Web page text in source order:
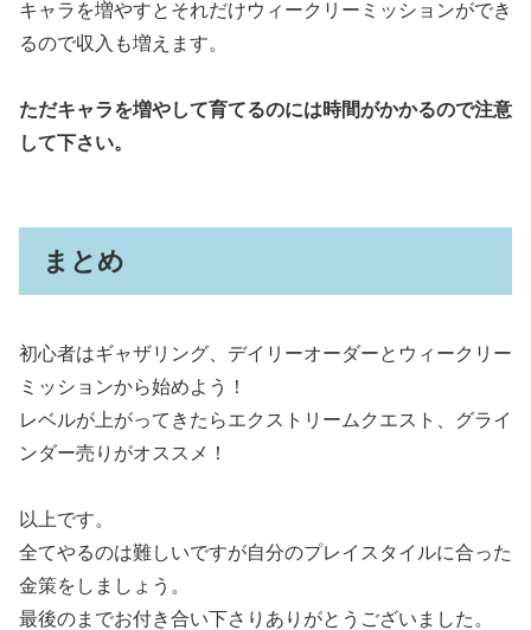
キャラを増やすとそれだけウィークリーミッションができ
るので収入も増えます。
ただキャラを増やして育てるのには時間がかかるので注意
して下さい。
まとめ
初心者はギャザリング、デイリーオーダーとウィークリー
ミッションから始めよう！
レベルが上がってきたらエクストリームクエスト、グライ
ンダー売りがオススメ！
以上です。
全てやるのは難しいですが自分のプレイスタイルに合った
金策をしましょう。
最後のまでお付き合い下さりありがとうございました。